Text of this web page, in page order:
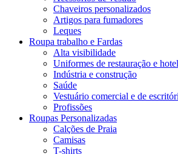
Chaveiros personalizados
Artigos para fumadores
Leques
Roupa trabalho e Fardas
Alta visibilidade
Uniformes de restauração e
Indústria e construção
Saúde
Vestuário comercial e de
Profissões
Roupas Personalizadas
Calções de Praia
Camisas
T-shirts